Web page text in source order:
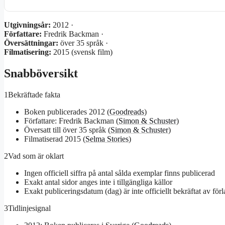
Utgivningsår: 2012 ·
Författare: Fredrik Backman ·
Översättningar: över 35 språk ·
Filmatisering: 2015 (svensk film)
Snabböversikt
1Bekräftade fakta
Boken publicerades 2012 (Goodreads)
Författare: Fredrik Backman (Simon & Schuster)
Översatt till över 35 språk (Simon & Schuster)
Filmatiserad 2015 (Selma Stories)
2Vad som är oklart
Ingen officiell siffra på antal sålda exemplar finns publicerad
Exakt antal sidor anges inte i tillgängliga källor
Exakt publiceringsdatum (dag) är inte officiellt bekräftat av
3Tidlinjesignal